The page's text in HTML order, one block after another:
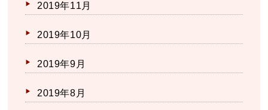
2019年11月
2019年10月
2019年9月
2019年8月